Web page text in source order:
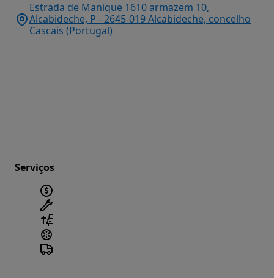
Estrada de Manique 1610 armazem 10,
Alcabideche, P - 2645-019 Alcabideche, concelho
Cascais (Portugal)
Serviços